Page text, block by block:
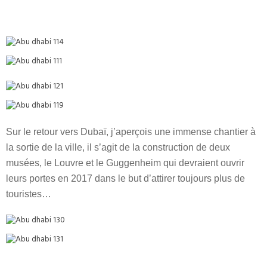
Sur le retour vers Dubaï, j’aperçois une immense chantier à
la sortie de la ville, il s’agit de la construction de deux
musées, le Louvre et le Guggenheim qui devraient ouvrir
leurs portes en 2017 dans le but d’attirer toujours plus de
touristes…